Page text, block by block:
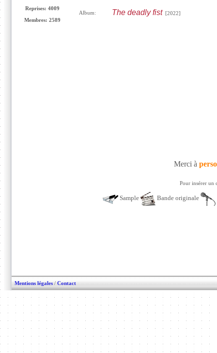
Reprises: 4009
Membres: 2589
Album: The deadly fist[2022]
Merci à
Pour insérer un
Sample Bande originale
Mentions légales / Contact